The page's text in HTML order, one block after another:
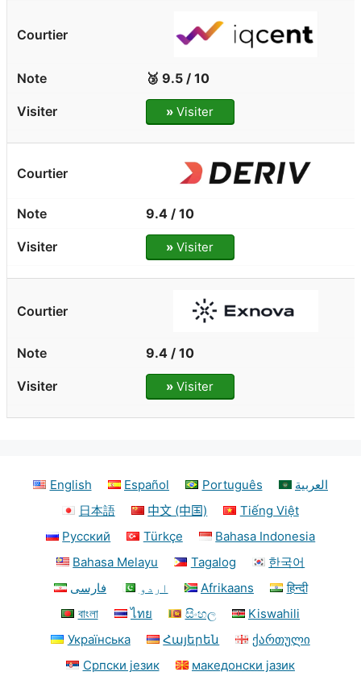
🥉 9.5 / 10
» Visiter
9.4 / 10
» Visiter
9.4 / 10
» Visiter
English Español Português
العربية
日本語
中文 (中国)
Tiếng Việt
Русский
Türkçe
Bahasa Indonesia
Bahasa Melayu
Tagalog
한국어
فارسی
اردو Afrikaans
हिन्दी
বাংলা
ไทย සිංහල
Kiswahili
Українська
Հայերեն
ქართული
Српски језик
македонски јазик